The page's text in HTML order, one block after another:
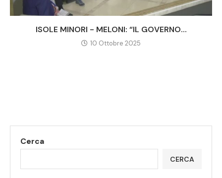
ISOLE MINORI - MELONI: “IL GOVERNO...
10 Ottobre 2025
Cerca
CERCA